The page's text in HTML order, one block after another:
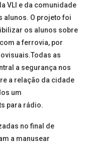
VLI e da comunidade
alunos. O projeto foi
os alunos sobre
a ferrovia, por
as
a segurança nos
a relação da cidade
um
para rádio.
no final de
a manusear